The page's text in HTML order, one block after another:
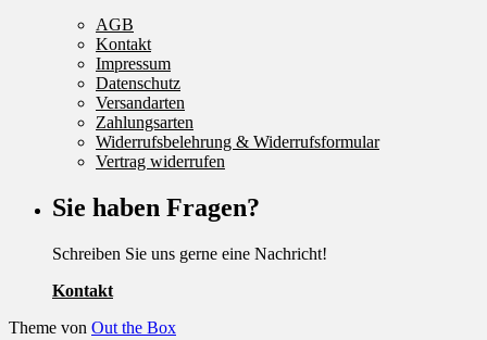
AGB
Kontakt
Impressum
Datenschutz
Versandarten
Zahlungsarten
Widerrufsbelehrung & Widerrufsformular
Vertrag widerrufen
Sie haben Fragen?
Schreiben Sie uns gerne eine Nachricht!
Kontakt
Theme von Out the Box